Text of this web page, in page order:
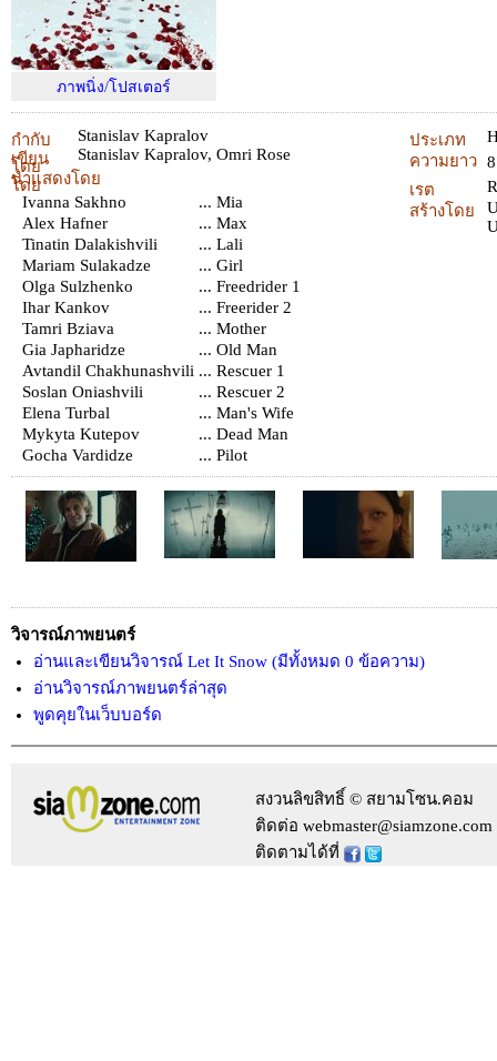
ภาพนิ่ง/โปสเตอร์
กำกับ
โดย
Stanislav Kapralov
เขียน
โดย
Stanislav Kapralov, Omri Rose
นำแสดงโดย
Ivanna Sakhno
... Mia
Alex Hafner
... Max
Tinatin Dalakishvili
... Lali
Mariam Sulakadze
... Girl
Olga Sulzhenko
... Freedrider 1
Ihar Kankov
... Freerider 2
Tamri Bziava
... Mother
Gia Japharidze
... Old Man
Avtandil Chakhunashvili ... Rescuer 1
Soslan Oniashvili
... Rescuer 2
Elena Turbal
... Man's Wife
Mykyta Kutepov
... Dead Man
Gocha Vardidze
... Pilot
ประเภท
ความยาว
เรต
R
สร้างโดย
วิจารณ์ภาพยนตร์
อ่านและเขียนวิจารณ์ Let It Snow (มีทั้งหมด 0 ข้อความ)
อ่านวิจารณ์ภาพยนตร์ล่าสุด
พูดคุยในเว็บบอร์ด
สงวนลิขสิทธิ์ © สยามโซน.คอม
ติดต่อ webmaster@siamzone.com
ติดตามได้ที่